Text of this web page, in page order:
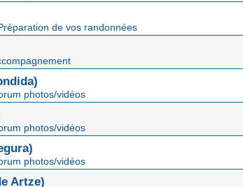
de vos randonnées
photos/vidéos
photos/vidéos
photos/vidéos
Artze)